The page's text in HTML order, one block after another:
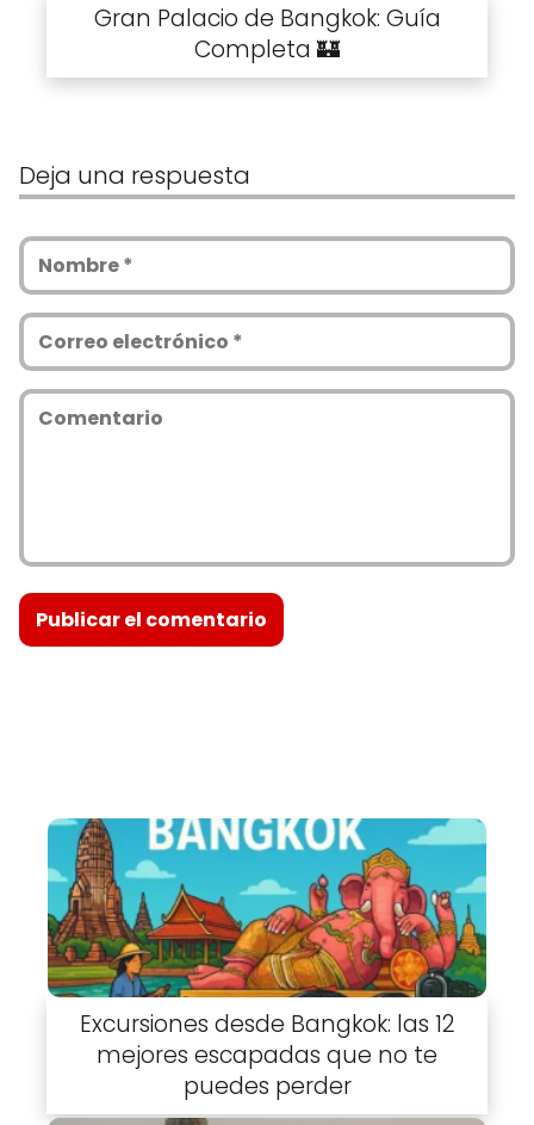
Gran Palacio de Bangkok: Guía
Completa 🏰
Deja una respuesta
Excursiones desde Bangkok: las 12
mejores escapadas que no te
puedes perder